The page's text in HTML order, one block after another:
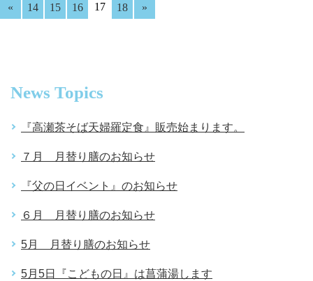
« 14 15 16 17 18 »
News Topics
『高瀬茶そば天婦羅定食』販売始まります。
７月 月替り膳のお知らせ
『父の日イベント』のお知らせ
６月 月替り膳のお知らせ
5月 月替り膳のお知らせ
5月5日『こどもの日』は菖蒲湯します